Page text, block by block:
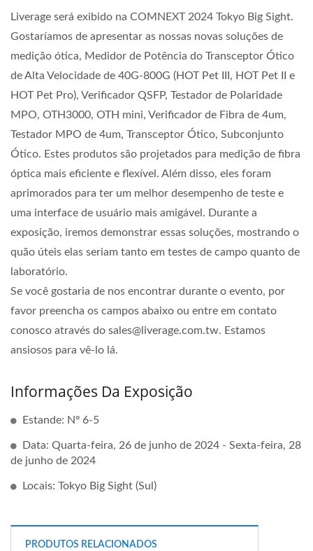
Liverage será exibido na COMNEXT 2024 Tokyo Big Sight.
Gostaríamos de apresentar as nossas novas soluções de
medição ótica, Medidor de Potência do Transceptor Ótico
de Alta Velocidade de 40G-800G (HOT Pet III, HOT Pet II e
HOT Pet Pro), Verificador QSFP, Testador de Polaridade
MPO, OTH3000, OTH mini, Verificador de Fibra de 4um,
Testador MPO de 4um, Transceptor Ótico, Subconjunto
Ótico. Estes produtos são projetados para medição de fibra
óptica mais eficiente e flexível. Além disso, eles foram
aprimorados para ter um melhor desempenho de teste e
uma interface de usuário mais amigável. Durante a
exposição, iremos demonstrar essas soluções, mostrando o
quão úteis elas seriam tanto em testes de campo quanto de
laboratório.
Se você gostaria de nos encontrar durante o evento, por
favor preencha os campos abaixo ou entre em contato
conosco através do sales@liverage.com.tw. Estamos
ansiosos para vê-lo lá.
Informações Da Exposição
Estande: Nº 6-5
Data: Quarta-feira, 26 de junho de 2024 - Sexta-feira, 28
de junho de 2024
Locais: Tokyo Big Sight (Sul)
PRODUTOS RELACIONADOS